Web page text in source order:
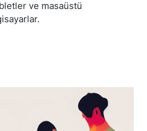
ve masaüstü